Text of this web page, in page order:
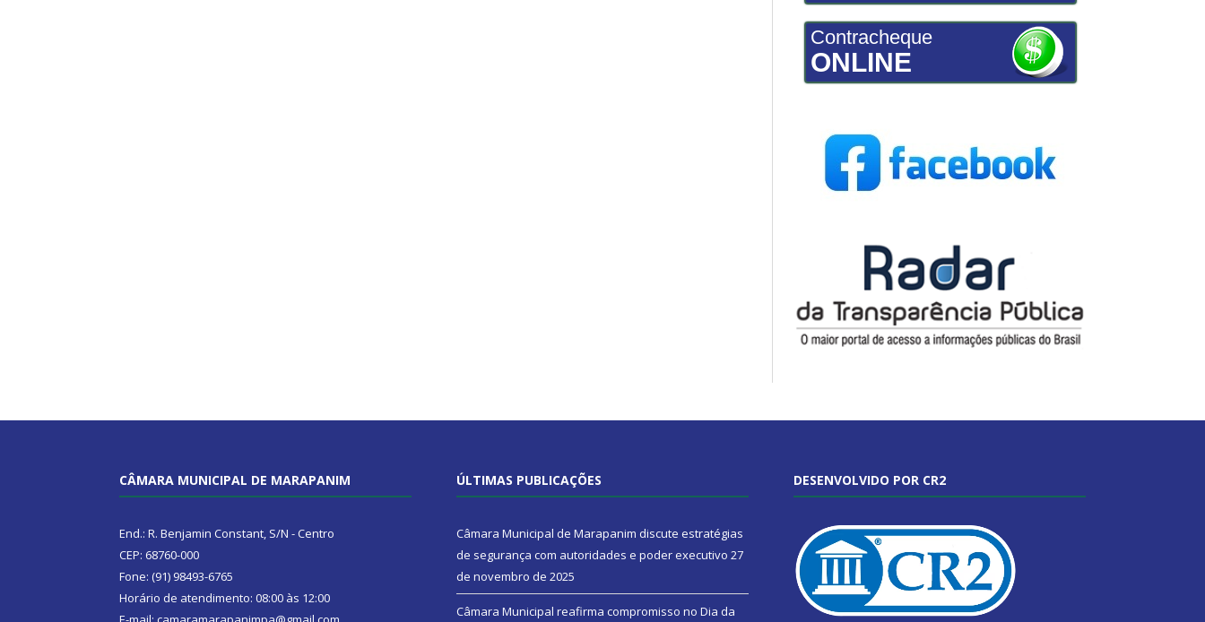
Contracheque
ONLINE
CÂMARA MUNICIPAL DE MARAPANIM
End.: R. Benjamin Constant, S/N - Centro
CEP: 68760-000
Fone: (91) 98493-6765
Horário de atendimento: 08:00 às 12:00
ÚLTIMAS PUBLICAÇÕES
Câmara Municipal de Marapanim discute estratégias
de segurança com autoridades e poder executivo 27
de novembro de 2025
Câmara Municipal reafirma compromisso no Dia da
DESENVOLVIDO POR CR2